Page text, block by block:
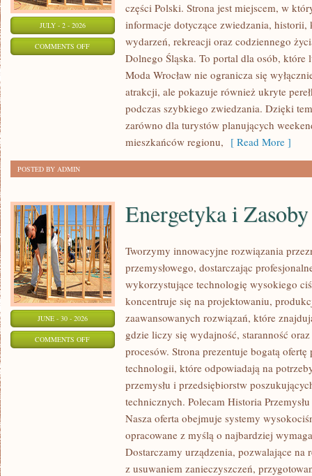
JULY - 2 - 2026
COMMENTS OFFON
części Polski. Strona jest miejscem, w
informacje dotyczące zwiedzania,
wydarzeń, rekreacji oraz codziennego
Dolnego Śląska. To portal dla osób,
Moda Wrocław nie ogranicza się
atrakcji, ale pokazuje również ukryte
podczas szybkiego zwiedzania. Dzięki
zarówno dla turystów planujących
mieszkańców regionu, [ Read More ]
POSTED BY ADMIN
JUNE - 30 - 2026
COMMENTS OFFON
ENERGETYKA
Energetyka i Zasoby
Tworzymy innowacyjne rozwiązania
przemysłowego, dostarczając
wykorzystujące technologię wysokiego
koncentruje się na projektowaniu,
zaawansowanych rozwiązań, które
gdzie liczy się wydajność, staranność
procesów. Strona prezentuje bogatą ofertę
technologii, które odpowiadają na
przemysłu i przedsiębiorstw
technicznych. Polecam Historia
Nasza oferta obejmuje systemy
opracowane z myślą o najbardziej
Dostarczamy urządzenia, pozwalające na
z usuwaniem zanieczyszczeń,